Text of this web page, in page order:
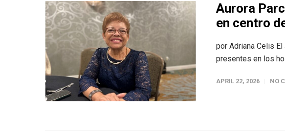
Aurora
en centro
por Adriana Celis
presentes en los
APRIL 22, 2026 NO